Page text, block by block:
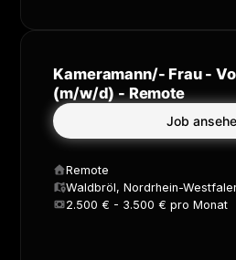
Kameramann/- Frau -
(m/w/d) - Remote
Job
Remote
Waldbröl, Nordrhein-
2.500 € - 3.500 € pro Monat